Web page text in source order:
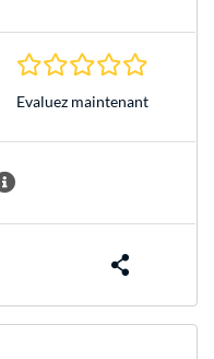
Evaluez maintenant